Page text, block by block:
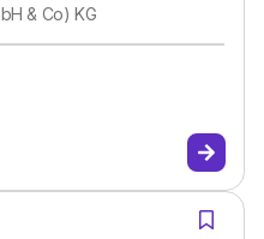
& Co) KG